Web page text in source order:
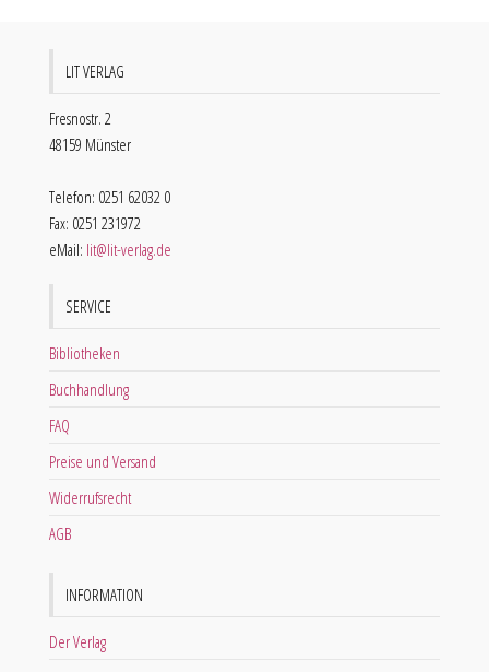
LIT VERLAG
Fresnostr. 2
48159 Münster
Telefon: 0251 62032 0
Fax: 0251 231972
eMail: lit@lit-verlag.de
SERVICE
Bibliotheken
Buchhandlung
FAQ
Preise und Versand
Widerrufsrecht
AGB
INFORMATION
Der Verlag